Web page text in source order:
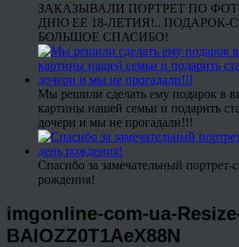
ЗАКАЗЫВАЛИ ПОРТРЕТ ПО
ДНЮ ЕЕ 18-ЛЕТИЯ!.. ПОДАРОК-
БОЛЬШОЕ СПАСИБО!
Мы решили сделать ему подарок в
картины нашей семьи и подарить
дочери и мы не прогадали!!!
Спасибо за замечательный
рождения!
imgonline-com-ua-
BAIOZZ0T1AeX88N